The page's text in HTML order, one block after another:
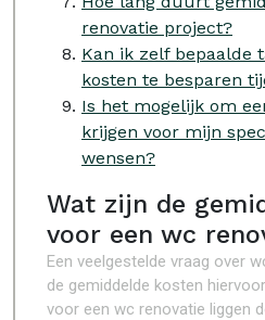
renovatie project?
Kan ik zelf bepaalde
kosten te besparen
Is het mogelijk om
krijgen voor mijn
wensen?
Wat zijn de
voor een wc
Een veelgestelde vraag over
de gemiddelde kosten
voor een wc renovatie liggen